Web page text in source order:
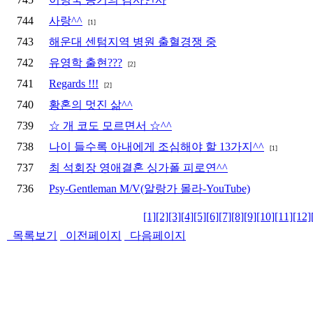
744
사랑^^ [1]
743
해운대 센텀지역 병원 출혈경쟁 중
742
유영학 출현??? [2]
741 Regards !!! [2]
740
황혼의 멋진 삶^^
739
☆ 개 코도 모르면서 ☆^^
738
나이 들수록 아내에게 조심해야 할 13가지^^ [1]
737
최 석회장 영애결혼 싱가폴 피로연^^
736
Psy-Gentleman M/V(알랑가 몰라-YouTube)
[1][2][3][4][5][6][7][8][9][10][11][12]
목록보기
이전페이지 다음페이지